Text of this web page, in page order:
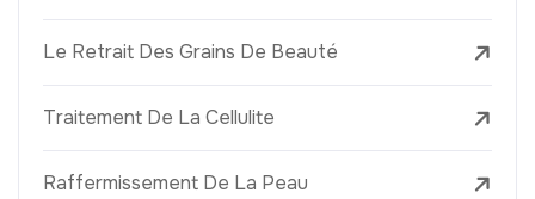
Le Retrait Des Grains De Beauté
Traitement De La Cellulite
Raffermissement De La Peau